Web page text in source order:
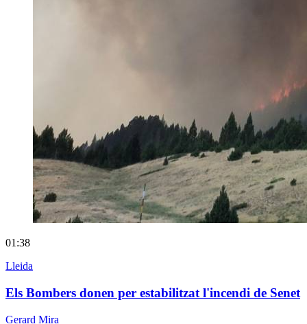
01:38
Lleida
Els Bombers donen per estabilitzat l'incendi de Senet
Gerard Mira